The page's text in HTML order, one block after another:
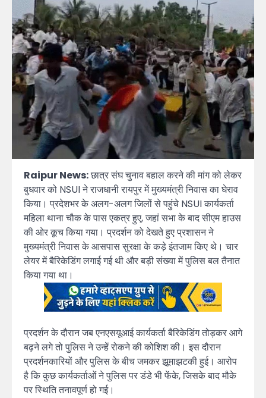
Raipur News:छात्र संघ चुनाव बहाल करने की मांग को लेकर
बुधवार को NSUI ने राजधानी रायपुर में मुख्यमंत्री निवास का घेराव
किया। प्रदेशभर के अलग-अलग जिलों से पहुंचे NSUI कार्यकर्ता
महिला थाना चौक के पास एकत्र हुए, जहां सभा के बाद सीएम हाउस
की ओर कूच किया गया। प्रदर्शन को देखते हुए प्रशासन ने
मुख्यमंत्री निवास के आसपास सुरक्षा के कड़े इंतजाम किए थे। चार
लेयर में बैरिकेडिंग लगाई गई थी और बड़ी संख्या में पुलिस बल तैनात
किया गया था।
प्रदर्शन के दौरान जब एनएसयूआई कार्यकर्ता बैरिकेडिंग तोड़कर आगे
बढ़ने लगे तो पुलिस ने उन्हें रोकने की कोशिश की। इस दौरान
प्रदर्शनकारियों और पुलिस के बीच जमकर झूमाझटकी हुई। आरोप
है कि कुछ कार्यकर्ताओं ने पुलिस पर डंडे भी फेंके, जिसके बाद मौके
पर स्थिति तनावपूर्ण हो गई।